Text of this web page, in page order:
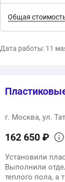
Общая
Дата работы: 11
г. Москва, ул.
162 650 ₽
Установили
Выполнили
теплого пола, а